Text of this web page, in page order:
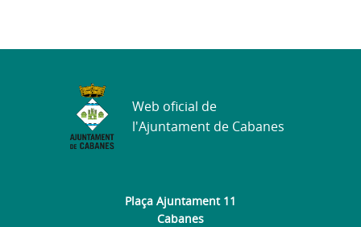
Plaça Ajuntament 11
Cabanes
Web oficial de
l'Ajuntament de Cabanes